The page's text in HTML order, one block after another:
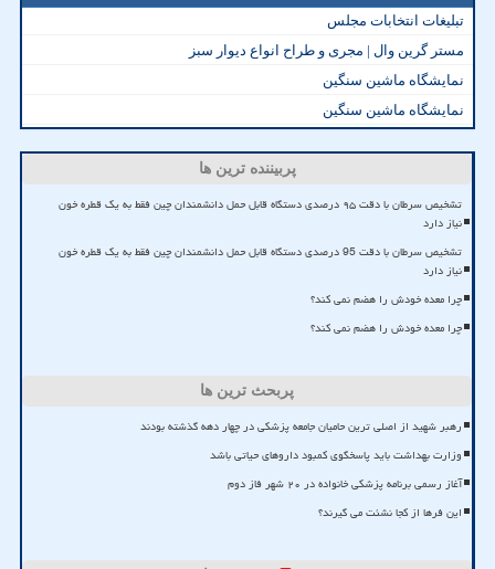
تبلیغات انتخابات مجلس
مستر گرین وال | مجری و طراح انواع دیوار سبز
نمایشگاه ماشین سنگین
نمایشگاه ماشین سنگین
پربیننده ترین ها
تشخیص سرطان با دقت ۹۵ درصدی دستگاه قابل حمل دانشمندان چین فقط به یک قطره خون
نیاز دارد
تشخیص سرطان با دقت 95 درصدی دستگاه قابل حمل دانشمندان چین فقط به یک قطره خون
نیاز دارد
چرا معده خودش را هضم نمی کند؟
چرا معده خودش را هضم نمی کند؟
پربحث ترین ها
رهبر شهید از اصلی ترین حامیان جامعه پزشکی در چهار دهه گذشته بودند
وزارت بهداشت باید پاسخگوی کمبود داروهای حیاتی باشد
آغاز رسمی برنامه پزشکی خانواده در ۲۰ شهر فاز دوم
این فرها از کجا نشئت می گیرند؟